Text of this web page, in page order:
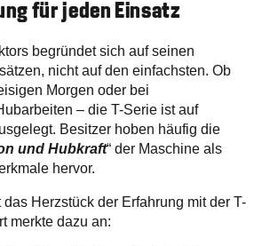
für jeden Einsatz
begründet sich auf seinen
nicht auf den einfachsten. Ob
Morgen oder bei
– die T-Serie ist auf
Besitzer hoben häufig die
und Hubkraft“ der Maschine als
hervor.
Herzstück der Erfahrung mit der T-
merkte dazu an: